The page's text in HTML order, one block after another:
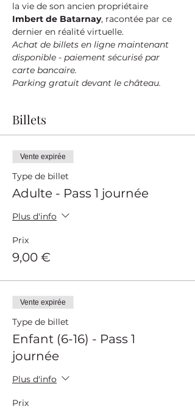
la vie de son ancien propriétaire
Imbert de Batarnay, racontée par ce
dernier en réalité virtuelle.
Achat de billets en ligne maintenant
disponible - paiement sécurisé par
carte bancaire.
Parking gratuit devant le château.
Billets
Vente expirée
Type de billet
Adulte - Pass 1 journée
Plus d'info
Prix
9,00 €
Vente expirée
Type de billet
Enfant (6-16) - Pass 1
journée
Plus d'info
Prix